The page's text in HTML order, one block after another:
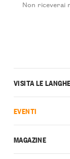
Non riceverai
VISITA LE LANGHE
EVENTI
MAGAZINE